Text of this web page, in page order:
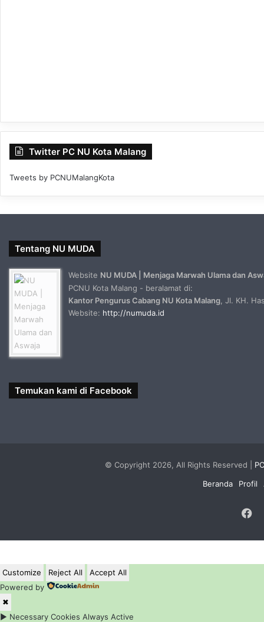
Twitter PC NU Kota Malang
Tweets by PCNUMalangKota
Tentang NU MUDA
Website NU MUDA | Menjaga Marwah Ulama dan
PCNU Kota Malang - beralamat di:
Kantor Pengurus Cabang NU Kota Malang, Jl. KH.
Website: http://numuda.id
Temukan kami di Facebook
© Copyright 2026, All Rights Reserved |
Beranda
Profil
Customize Reject All
Accept All
Powered by
✖
► Necessary Cookies Always Active